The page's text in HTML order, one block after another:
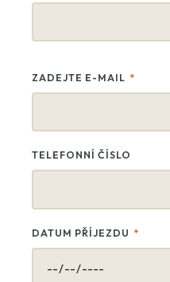
ZADEJTE E-MAIL *
TELEFONNÍ ČÍSLO
DATUM PŘÍJEZDU *